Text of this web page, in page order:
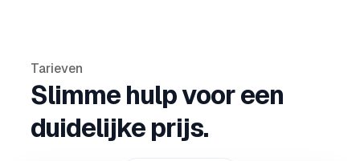
Tarieven
Slimme hulp voor een
duidelijke prijs.